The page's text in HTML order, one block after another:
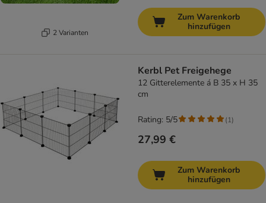
2 Varianten
Zum Warenkorb
hinzufügen
Kerbl Pet Freigehege
12 Gitterelemente á B 35 x H 35
cm
27,99 €
Rating: 5/5 (1)
Zum Warenkorb
hinzufügen